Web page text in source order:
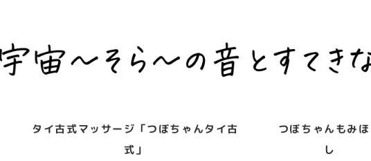
タイ古式マッサージ「つぼちゃんタイ古
式」
つぼちゃんもみ
し